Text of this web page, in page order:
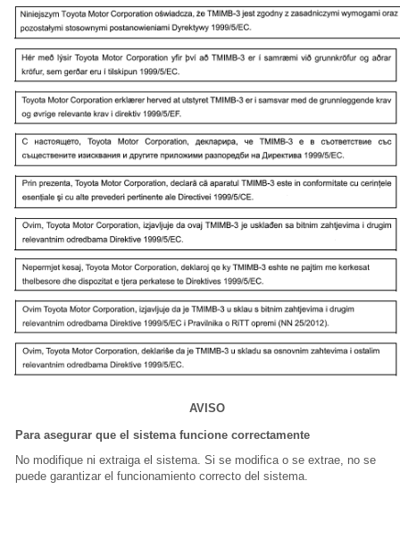
AVISO
Para asegurar que el sistema funcione correctamente
No modifique ni extraiga el sistema. Si se modifica o se extrae, no se
puede garantizar el funcionamiento correcto del sistema.